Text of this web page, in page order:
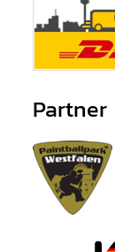
Partner